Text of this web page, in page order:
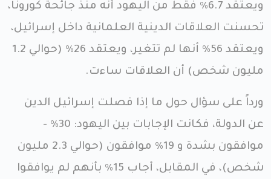
ويعتقد 6.7٪ فقط من اليهود أنه منذ جائحة كورونا،
تحسنت العلاقات الدينية العلمانية داخل إسرائيل،
ويعتقد 56٪ أنها لم تتغير، ويعتقد 26٪ (حوالي 1.2
مليون شخص) أن العلاقات ساءت.
ورداً على سؤال حول ما إذا فصلت إسرائيل الدين
عن الدولة، فكانت الإجابات بين اليهود: 30٪ -
موافقون بشدة و 19٪ موافقون (حوالي 2.3 مليون
شخص)، في المقابل، أجاب 15٪ بأنهم لم يوافقوا